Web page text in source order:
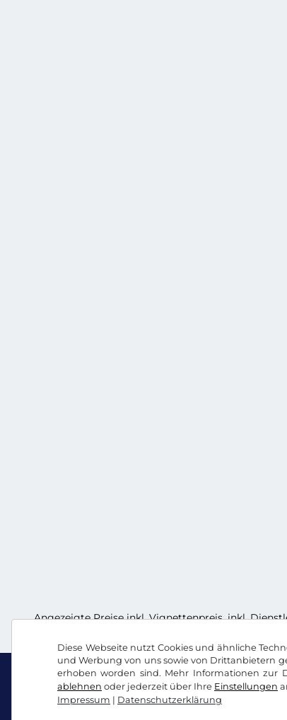
Diese Webseite nutzt Cookies und ähnliche
und Werbung von uns sowie von Drittanbietern
erhoben worden sind. Mehr Informationen zur
ablehnen oder jederzeit über Ihre Einstellungen
Impressum | Datenschutzerklärung
Angezeigte Preise inkl. Vignettenpreis, inkl.